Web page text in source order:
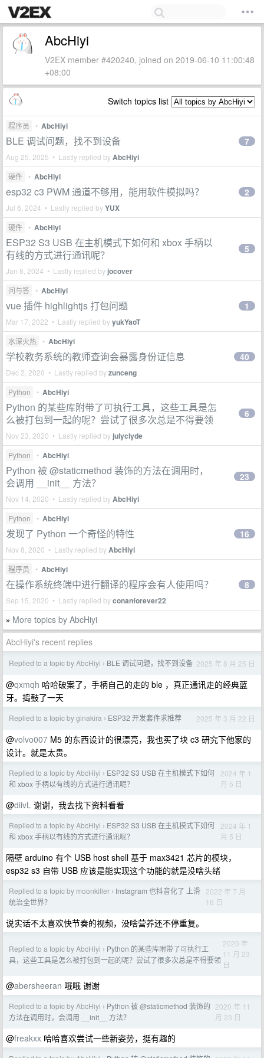
AbcHiyi
V2EX member #420240, joined on 2019-06-10 11:00:48
+08:00
Switch topics list
程序员 • AbcHiyi
BLE 调试问题，找不到设备
Aug 25, 2025 • Lastly replied byAbcHiyi
7
硬件 • AbcHiyi
esp32 c3 PWM 通道不够用，能用软件模拟吗？
Jul 6, 2024 • Lastly replied byYUX
2
硬件 • AbcHiyi
ESP32 S3 USB 在主机模式下如何和 xbox 手柄以
有线的方式进行通讯呢？
Jan 8, 2024 • Lastly replied by jocover
5
问与答 • AbcHiyi
vue 插件 highlightjs 打包问题
Mar 17, 2022 • Lastly replied byyukYaoT
1
水深火热 • AbcHiyi
学校教务系统的教师查询会暴露身份证信息
Dec 2, 2020 • Lastly replied byzunceng
40
Python • AbcHiyi
Python 的某些库附带了可执行工具，这些工具是怎
么被打包到一起的呢？尝试了很多次总是不得要领
Nov 23, 2020 • Lastly replied by julyclyde
6
Python • AbcHiyi
Python 被 @staticmethod 装饰的方法在调用时，
会调用 __init__ 方法？
Nov 14, 2020 • Lastly replied byAbcHiyi
23
Python • AbcHiyi
发现了 Python 一个奇怪的特性
Nov 8, 2020 • Lastly replied byAbcHiyi
16
程序员 • AbcHiyi
在操作系统终端中进行翻译的程序会有人使用吗？
Sep 15, 2020 • Lastly replied byconanforever22
8
» More topics by AbcHiyi
AbcHiyi's recent replies
Replied to a topic by AbcHiyi › BLE 调试问题，找不到设备 2025 年 8 月 25 日
@qxmqh 哈哈破案了，手柄自己的走的 ble ，真正通讯走的经典蓝
牙。捣鼓了一天
Replied to a topic by ginakira › ESP32 开发套件求推荐 2025 年 3 月 22 日
@volvo007 M5 的东西设计的很漂亮，我也买了块 c3 研究下他家的
设计。就是太贵。
Replied to a topic by AbcHiyi › ESP32 S3 USB 在主机模式下如何
和 xbox 手柄以有线的方式进行通讯呢？
2024 年 1
月 5 日
@diivL 谢谢，我去找下资料看看
Replied to a topic by AbcHiyi › ESP32 S3 USB 在主机模式下如何
和 xbox 手柄以有线的方式进行通讯呢？
2024 年 1
月 5 日
隔壁 arduino 有个 USB host shell 基于 max3421 芯片的模块，
esp32 s3 自带 USB 应该是能实现这个功能的就是没啥头绪
Replied to a topic by moonkiller › Instagram 也抖音化了 上滑
统治全世界？
2022 年 7 月
16 日
说实话不太喜欢快节奏的视频，没啥营养还不停重复。
Replied to a topic by AbcHiyi › Python 的某些库附带了可执行工
具，这些工具是怎么被打包到一起的呢？尝试了很多次总是不得要领
2020 年
11 月 23
日
@abersheeran 哦哦 谢谢
Replied to a topic by AbcHiyi › Python 被 @staticmethod 装饰的
方法在调用时，会调用 __init__ 方法？
2020 年 11
月 23 日
@freakxx 哈哈喜欢尝试一些新姿势，挺有趣的